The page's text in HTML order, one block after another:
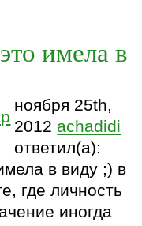
имела в
ноября 25th,
2012 achadidi
ответил(а):
в виду ;) в
где личность
иногда